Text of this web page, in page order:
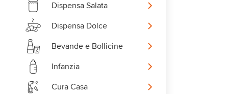
Dispensa Salata
Dispensa Dolce
Bevande e Bollicine
Infanzia
Cura Casa